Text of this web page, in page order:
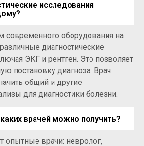
исследования
современного оборудования на
диагностические
ЭКГ и рентген. Это позволяет
постановку диагноза. Врач
общий и другие
для диагностики болезни.
врачей можно получить?
врачи: невролог,